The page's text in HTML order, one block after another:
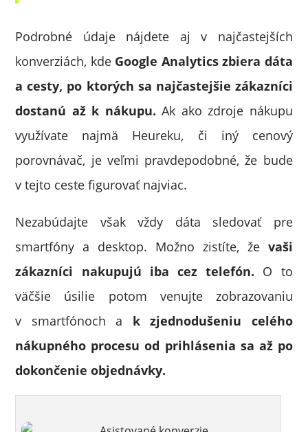
Podrobné údaje nájdete aj v najčastejších
konverziách, kde Google Analytics zbiera dáta
a cesty, po ktorých sa najčastejšie zákazníci
dostanú až k nákupu. Ak ako zdroje nákupu
využívate najmä Heureku, či iný cenový
porovnávač, je veľmi pravdepodobné, že bude
v tejto ceste figurovať najviac.
Nezabúdajte však vždy dáta sledovať pre
smartfóny a desktop. Možno zistíte, že vaši
zákazníci nakupujú iba cez telefón. O to
väčšie úsilie potom venujte zobrazovaniu
v smartfónoch a k zjednodušeniu celého
nákupného procesu od prihlásenia sa až po
dokončenie objednávky.